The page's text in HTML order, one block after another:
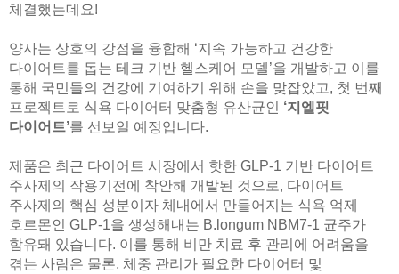
체결했는데요!
양사는 상호의 강점을 융합해 ‘지속 가능하고 건강한
다이어트를 돕는 테크 기반 헬스케어 모델’을 개발하고 이를
통해 국민들의 건강에 기여하기 위해 손을 맞잡았고, 첫 번째
프로젝트로 식욕 다이어터 맞춤형 유산균인 ‘지엘핏
다이어트’를 선보일 예정입니다.
제품은 최근 다이어트 시장에서 핫한 GLP-1 기반 다이어트
주사제의 작용기전에 착안해 개발된 것으로, 다이어트
주사제의 핵심 성분이자 체내에서 만들어지는 식욕 억제
호르몬인 GLP-1을 생성해내는 B.longum NBM7-1 균주가
함유돼 있습니다. 이를 통해 비만 치료 후 관리에 어려움을
겪는 사람은 물론, 체중 관리가 필요한 다이어터 및